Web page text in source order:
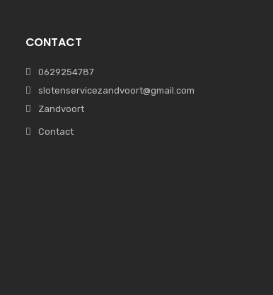
CONTACT
0629254787
slotenservicezandvoort@gmail.com
Zandvoort
Contact